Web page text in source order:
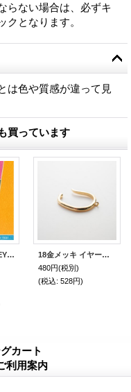
らない場合は、必ずキ
クとなります。
は色や質感が違って見
買っています
BEADING with PEYOTE STITCH by Jeannette Cook and Vicki Star
18金メッキ イヤーカフ金具（片耳用）丸カン付 1個
480円(税別)
(税込: 528円)
カート
利用案内